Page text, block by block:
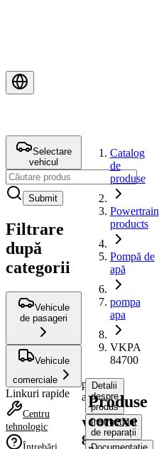
Selectare
vehicul
Submit
Filtrare
după
categorii
Vehicule
de pasageri
Vehicule
comerciale
Linkuri rapide
Centru
tehnologic
Catalog
de
produse
Powertrain
products
Pompă de
apă
pompa
apa
VKPA
84700
pompa
apa
VKPA
84700
Detalii
despre
produs
Instrucțiuni
de reparații
Produse
conexe